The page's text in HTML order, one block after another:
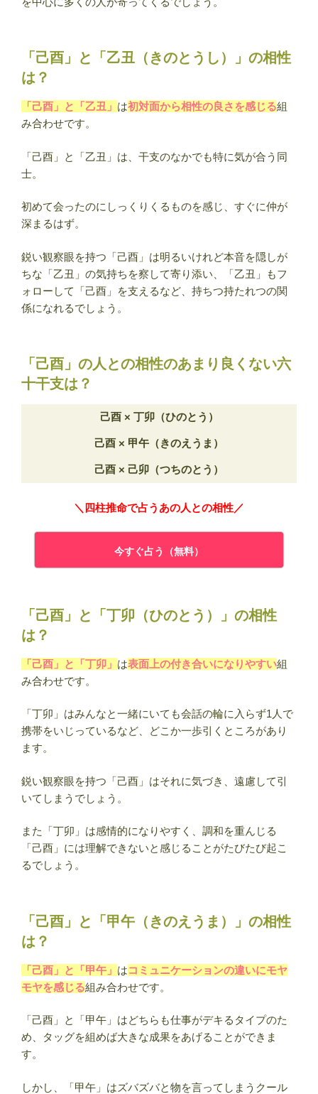
「己酉」と「乙丑（きのとうし）」の相性
は？
「己酉」と「乙丑」 は初対面から相性の良さを感じる組
み合わせです。
「己酉」と「乙丑」は、干支のなかでも特に気が合う同
士。
初めて会ったのにしっくりくるものを感じ、すぐに仲が
深まるはず。
鋭い観察眼を持つ「己酉」は明るいけれど本音を隠しが
ちな「乙丑」の気持ちを察して寄り添い、「乙丑」もフ
ォローして「己酉」を支えるなど、持ちつ持たれつの関
係になれるでしょう。
「己酉」の人との相性のあまり良くない六
十干支は？
己酉 × 丁卯（ひのとう）
己酉 × 甲午（きのえうま）
己酉 × 己卯（つちのとう）
＼四柱推命で占うあの人との相性／
今すぐ占う（無料）
「己酉」と「丁卯（ひのとう）」の相性
は？
「己酉」と「丁卯」 は表面上の付き合いになりやすい組
み合わせです。
「丁卯」はみんなと一緒にいても会話の輪に入らず1人で
携帯をいじっているなど、どこか一歩引くところがあり
ます。
鋭い観察眼を持つ「己酉」はそれに気づき、遠慮して引
いてしまうでしょう。
また「丁卯」は感情的になりやすく、調和を重んじる
「己酉」には理解できないと感じることがたびたび起こ
るでしょう。
「己酉」と「甲午（きのえうま）」の相性
は？
「己酉」と「甲午」 はコミュニケーションの違いにモヤ
モヤを感じる組み合わせです。
「己酉」と「甲午」はどちらも仕事がデキるタイプのた
め、タッグを組めば大きな成果をあげることができま
す。
しかし、「甲午」はズバズバと物を言ってしまうクール